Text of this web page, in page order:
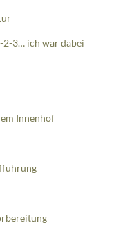
2-3… ich war dabei
Innenhof